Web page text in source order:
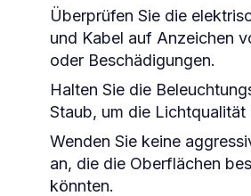
Überprüfen Sie die
und Kabel auf Anzeichen
oder Beschädigungen.
Halten Sie die
Staub, um die Lichtqualität
Wenden Sie keine
an, die die Oberflächen
könnten.